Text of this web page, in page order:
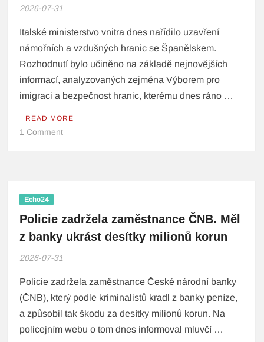
2026-07-31
Italské ministerstvo vnitra dnes nařídilo uzavření
námořních a vzdušných hranic se Španělskem.
Rozhodnutí bylo učiněno na základě nejnovějších
informací, analyzovaných zejména Výborem pro
imigraci a bezpečnost hranic, kterému dnes ráno …
READ MORE
1 Comment
Echo24
Policie zadržela zaměstnance ČNB. Měl
z banky ukrást desítky milionů korun
2026-07-31
Policie zadržela zaměstnance České národní banky
(ČNB), který podle kriminalistů kradl z banky peníze,
a způsobil tak škodu za desítky milionů korun. Na
policejním webu o tom dnes informoval mluvčí …